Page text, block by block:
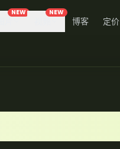
NEW NEW
博客 定价